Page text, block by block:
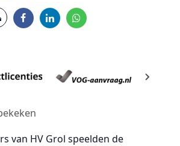
van HV Grol speelden de